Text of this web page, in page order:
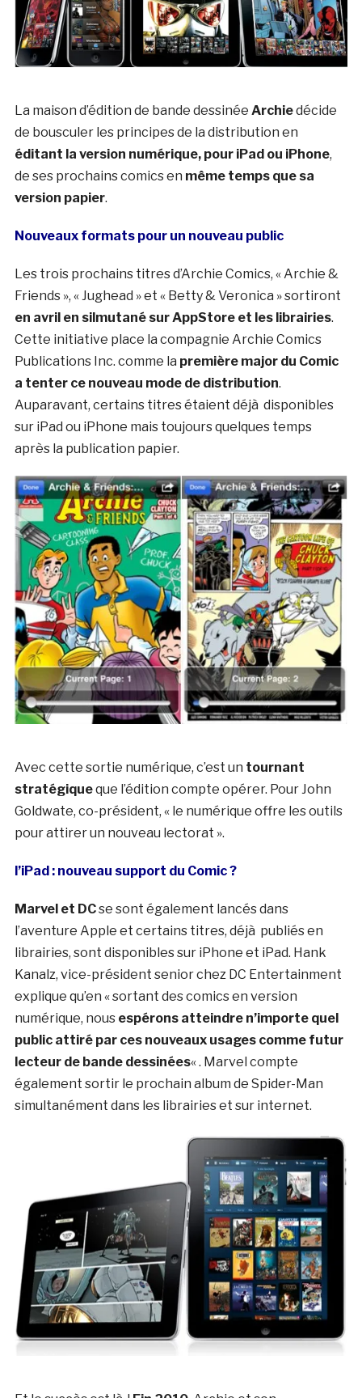
La maison d’édition de bande dessinée Archiedécide
de bousculer les principes de la distribution en
éditant la version numérique, pour iPad ou iPhone,
de ses prochains comics en même temps que sa
version papier.
Nouveaux formats pour un nouveau public
Les trois prochains titres d’Archie Comics, « Archie &
Friends », « Jughead » et « Betty & Veronica » sortiront
en avril en silmutané sur AppStore et les librairies.
Cette initiative place la compagnie Archie Comics
Publications Inc. comme la première major du Comic
a tenter ce nouveau mode de distribution.
Auparavant, certains titres étaient déjà disponibles
sur iPad ou iPhone mais toujours quelques temps
après la publication papier.
Avec cette sortie numérique, c’est un tournant
stratégiqueque l’édition compte opérer. Pour John
Goldwate, co-président, « le numérique offre les outils
pour attirer un nouveau lectorat ».
l’iPad : nouveau support du Comic ?
Marvel et DCse sont également lancés dans
l’aventure Apple et certains titres, déjà publiés en
librairies, sont disponibles sur iPhone et iPad. Hank
Kanalz, vice-président senior chez DC Entertainment
explique qu’en « sortant des comics en version
numérique, nous espérons atteindre n’importe quel
public attiré par ces nouveaux usages comme futur
lecteur de bande dessinées« . Marvel compte
également sortir le prochain album de Spider-Man
simultanément dans les librairies et sur internet.